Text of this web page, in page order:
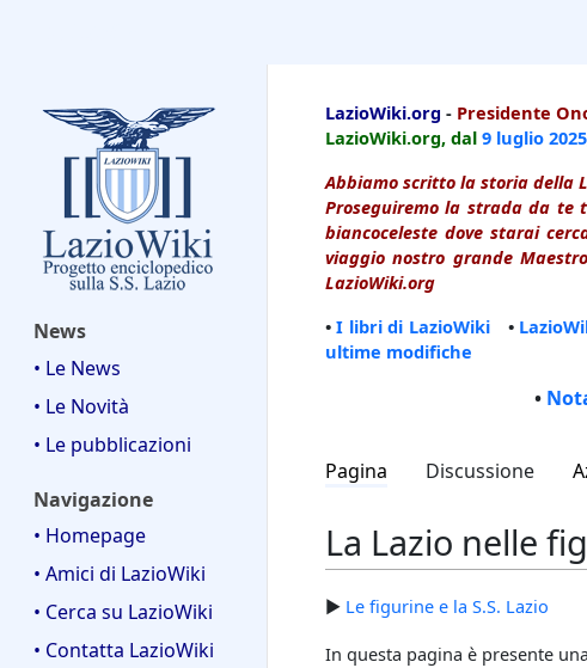
News
• Le News
• Le Novità
• Le pubblicazioni
Navigazione
• Homepage
• Amici di LazioWiki
• Cerca su LazioWiki
• Contatta LazioWiki
LazioWiki.org - Presidente
LazioWiki.org, dal 9 luglio 2025
Abbiamo scritto la storia della
Proseguiremo la strada da te
biancoceleste dove starai
viaggio nostro grande
LazioWiki.org
•I libri di LazioWiki•
ultime modifiche
•
Pagina Discussione
La Lazio nelle
► Le figurine e la S.S. Lazio
In questa pagina è presente